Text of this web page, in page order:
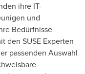
ihre IT-
und
Bedürfnisse
den SUSE Experten
passenden Auswahl